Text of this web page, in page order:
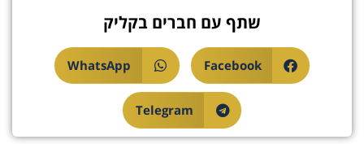
שתף עם חברים בקליק
Facebook
WhatsApp
Telegram